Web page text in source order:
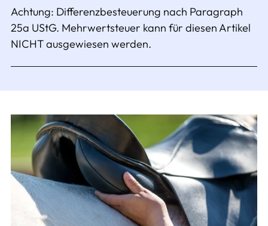
Achtung: Differenzbesteuerung nach Paragraph
25a UStG. Mehrwertsteuer kann für diesen Artikel
NICHT ausgewiesen werden.